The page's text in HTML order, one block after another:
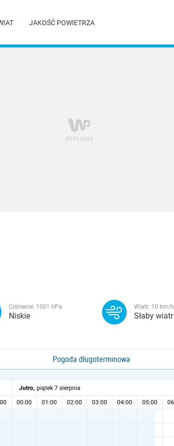
JAKOŚĆ POWIETRZA
Ciśnienie: 1001 hPa
Niskie
Wiatr: 10 km/h
Słaby wiatr
Pogoda długoterminowa